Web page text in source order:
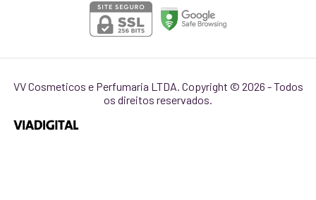
VV Cosmeticos e Perfumaria LTDA. Copyright © 2026 - Todos
os direitos reservados.